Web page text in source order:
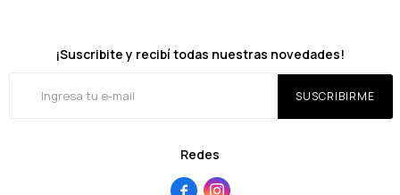
Redes
 
¡Suscribite y recibí todas nuestras novedades!
SUSCRIBIRME